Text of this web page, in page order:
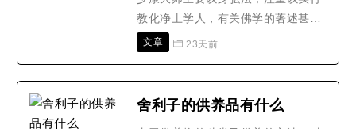
谓“不离菩提场，而至..
教化净土学人，有关佛学的著述甚
少，世传大师与沙门文谂共编集有一
者往生的事迹，据考证为唐代唯一的
文章 23天前
舍利子的供养品有什么